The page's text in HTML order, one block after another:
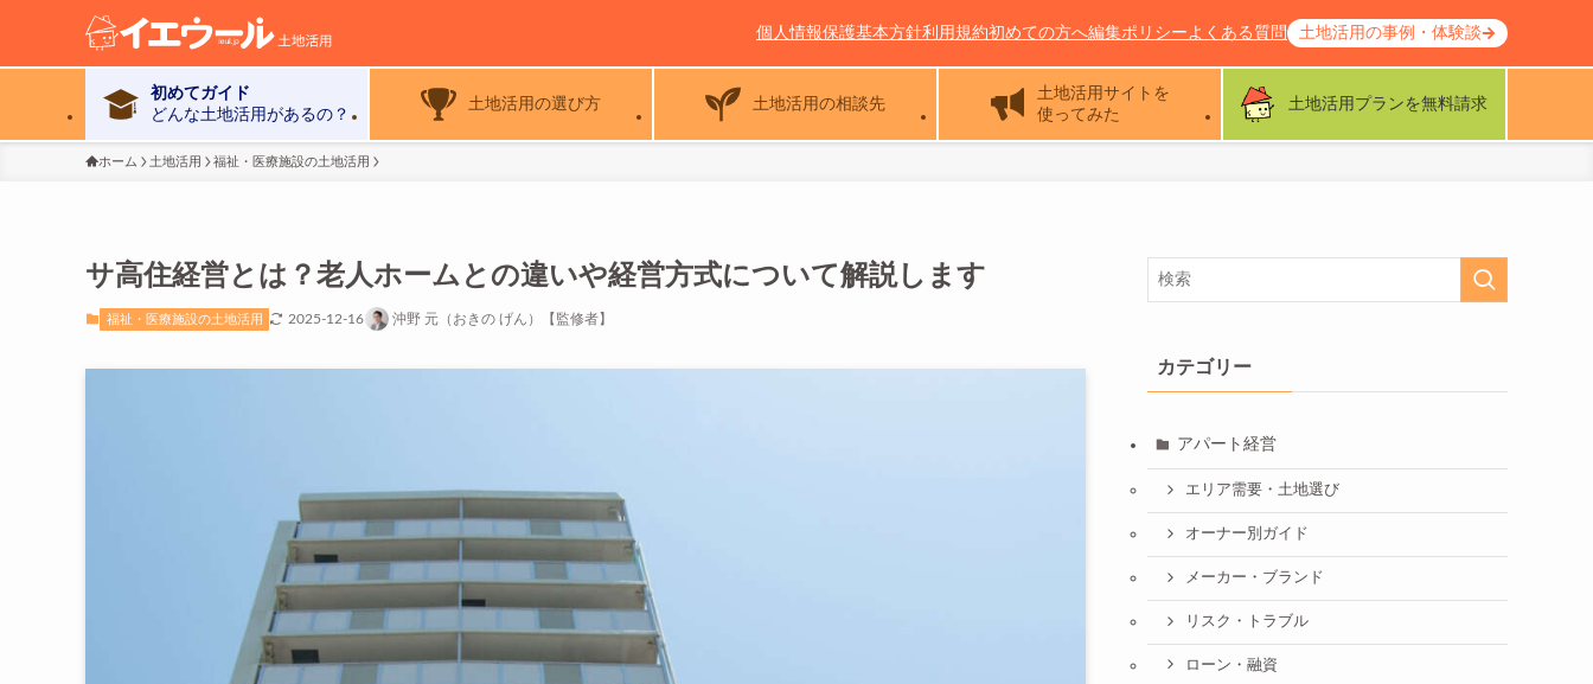
初めてガイド
どんな土地活用があるの？
土地活用の選び方 土地活用の相談先
土地活用サイトを
使ってみた
土地活用プランを無料請求
個人情報保護基本方針利用規約初めての方へ編集ポリシーよくある質問 土地活用の事例・体験談
ホーム 土地活用 福祉・医療施設の土地活用
サ高住経営とは？老人ホームとの違いや経営方式について解説します
福祉・医療施設の土地活用 2025-12-16 沖野 元（おきの げん）【監修者】
カテゴリー
アパート経営
エリア需要・土地選び
オーナー別ガイド
メーカー・ブランド
リスク・トラブル
ローン・融資